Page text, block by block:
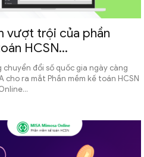
vượt trội của phần
HCSN...
chuyển đổi số quốc gia ngày càng
cho ra mắt Phần mềm kế toán HCSN